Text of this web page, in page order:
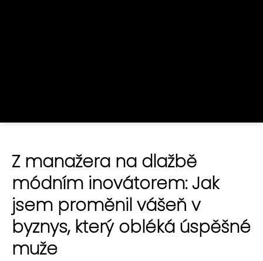
Z manažera na dlažbě
módním inovátorem: Jak
jsem proměnil vášeň v
byznys, který obléká úspěšné
muže